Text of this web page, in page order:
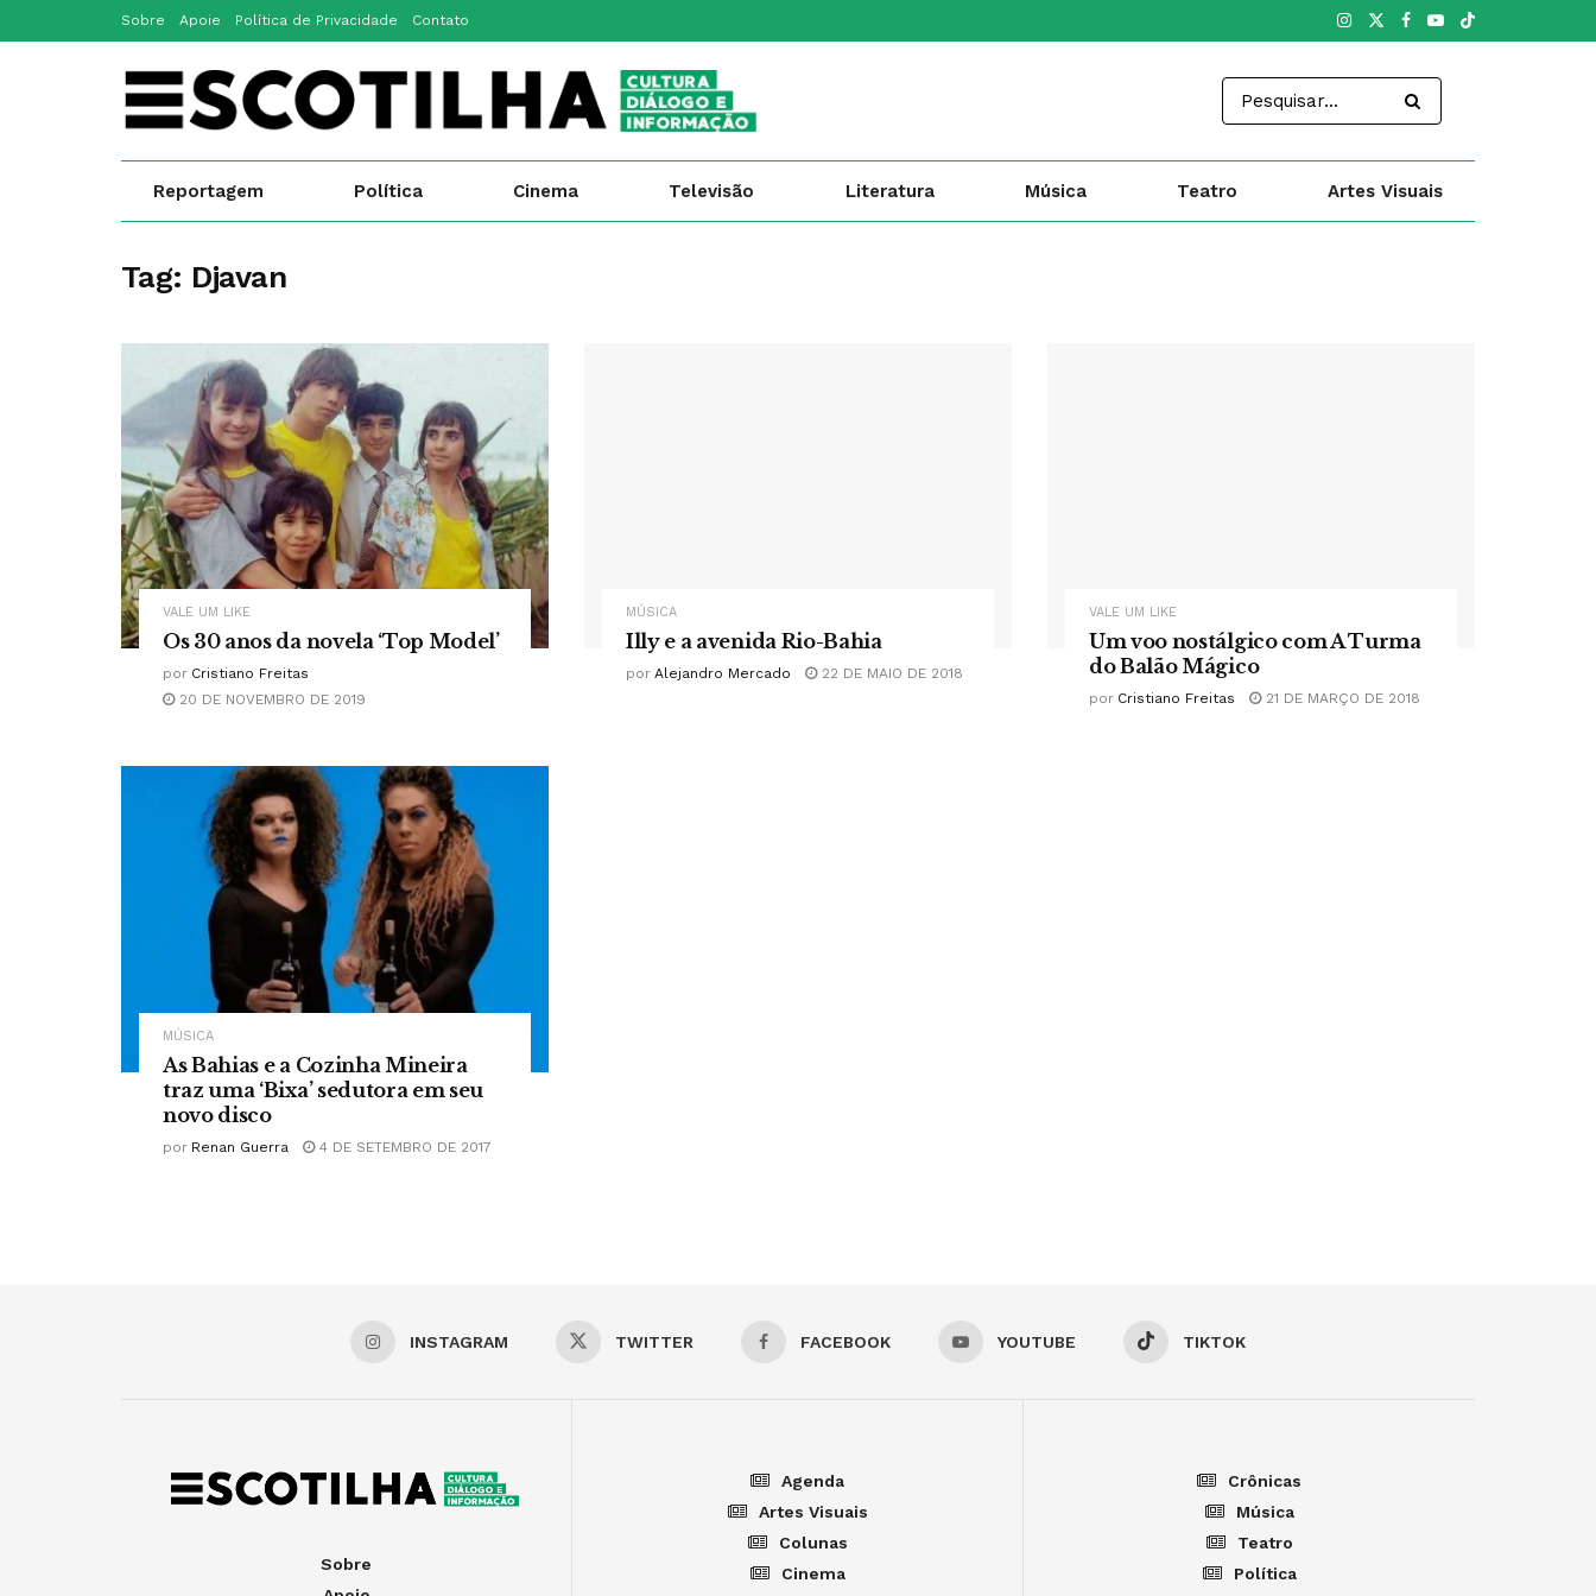
Sobre Apoie Política de Privacidade Contato
Reportagem Política Cinema Televisão Literatura Música Teatro Artes Visuais
Tag: Djavan
VALE UM LIKE
Os 30 anos da novela ‘Top Model’
por Cristiano Freitas
20 DE NOVEMBRO DE 2019
MÚSICA
Illy e a avenida Rio-Bahia
por Alejandro Mercado 22 DE MAIO DE 2018
VALE UM LIKE
Um voo nostálgico com A Turma
do Balão Mágico
por Cristiano Freitas 21 DE MARÇO DE 2018
MÚSICA
As Bahias e a Cozinha Mineira
traz uma ‘Bixa’ sedutora em seu
novo disco
por Renan Guerra 4 DE SETEMBRO DE 2017
INSTAGRAM TWITTER FACEBOOK YOUTUBE TIKTOK
Sobre
Agenda
Artes Visuais
Colunas
Cinema
Crônicas
Música
Teatro
Política